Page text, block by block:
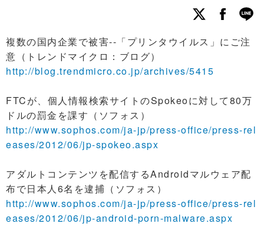
複数の国内企業で被害--「プリンタウイルス」にご注
意（トレンドマイクロ：ブログ）
http://blog.trendmicro.co.jp/archives/5415
FTCが、個人情報検索サイトのSpokeoに対して80万
ドルの罰金を課す（ソフォス）
http://www.sophos.com/ja-jp/press-office/press-rel
eases/2012/06/jp-spokeo.aspx
アダルトコンテンツを配信するAndroidマルウェア配
布で日本人6名を逮捕（ソフォス）
http://www.sophos.com/ja-jp/press-office/press-rel
eases/2012/06/jp-android-porn-malware.aspx